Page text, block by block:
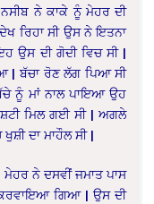
ਨੇ ਕਾਕੇ ਨੂੰ ਮੇਹਰ ਦੀ
ਰਿਹਾ ਸੀ ਉਸ ਨੇ ਇਤਨਾ
ਉਸ ਦੀ ਗੋਦੀ ਵਿਚ ਸੀ |
| ਬੱਚਾ ਰੋਣ ਲੱਗ ਪਿਆ ਸੀ
ਨੂੰ ਮਾਂ ਨਾਲ ਪਾਇਆ ਉਹ
ਮਿਲ ਗਈ ਸੀ | ਅਗਲੇ
ਦਾ ਮਾਹੌਲ ਸੀ |
ਮੇਹਰ ਨੇ ਦਸਵੀਂ ਜਮਾਤ ਪਾਸ
ਗਿਆ | ਉਸ ਦੀ